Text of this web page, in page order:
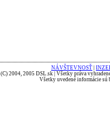
NÁVŠTEVNOSŤ
(C) 2004, 2005 DSL.sk | Všetky práva
Všetky uvedené informácie sú